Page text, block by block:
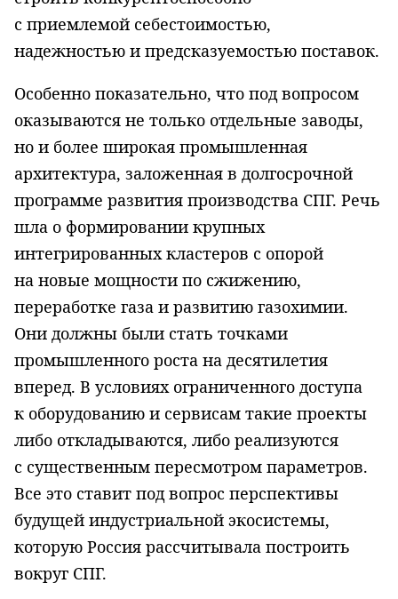
с приемлемой себестоимостью,
надежностью и предсказуемостью поставок.
Особенно показательно, что под вопросом
оказываются не только отдельные заводы,
но и более широкая промышленная
архитектура, заложенная в долгосрочной
программе развития производства СПГ. Речь
шла о формировании крупных
интегрированных кластеров с опорой
на новые мощности по сжижению,
переработке газа и развитию газохимии.
Они должны были стать точками
промышленного роста на десятилетия
вперед. В условиях ограниченного доступа
к оборудованию и сервисам такие проекты
либо откладываются, либо реализуются
с существенным пересмотром параметров.
Все это ставит под вопрос перспективы
будущей индустриальной экосистемы,
которую Россия рассчитывала построить
вокруг СПГ.